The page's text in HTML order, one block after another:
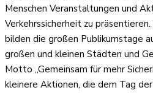
Menschen Veranstaltungen und
Verkehrssicherheit zu
bilden die großen Publikumstage
großen und kleinen Städten und
Motto „Gemeinsam für mehr
kleinere Aktionen, die dem Tag